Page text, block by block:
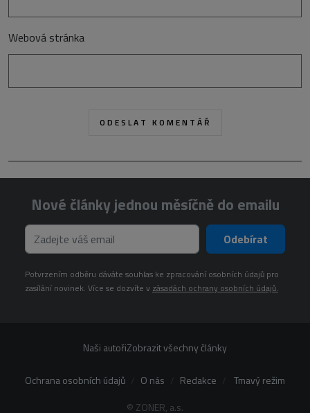
Webová stránka
Nové články jednou měsíčně do emailu
Odebírat
Potvrzením odběru dáváte souhlas ke zpracování osobních údajů pro
zasílání novinek. Více se dozvíte v zásadách ochrany osobních údajů.
Naši autořiZobrazit všechny články
© ZONER, a.s.
Ochrana osobních údajů O nás Redakce Tmavý režim